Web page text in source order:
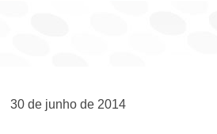
30 de junho de 2014